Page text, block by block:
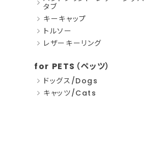
タブ
キーキャップ
トルソー
レザーキーリング
for PETS（ペッツ）
ドッグス/Dogs
キャッツ/Cats